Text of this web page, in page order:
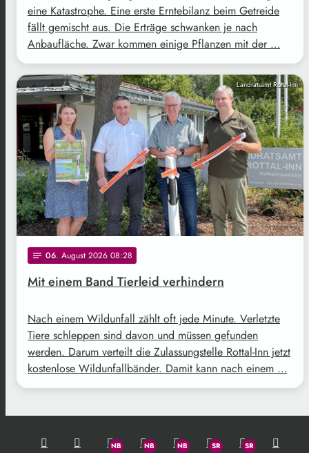
eine Katastrophe. Eine erste Erntebilanz beim Getreide
fällt gemischt aus. Die Erträge schwanken je nach
Anbaufläche. Zwar kommen einige Pflanzen mit der …
Landratsamt Rottal-Inn
notes 06. August 2026 08:28
Mit einem Band Tierleid verhindern
Nach einem Wildunfall zählt oft jede Minute. Verletzte
Tiere schleppen sind davon und müssen gefunden
werden. Darum verteilt die Zulassungstelle Rottal-Inn jetzt
kostenlose Wildunfallbänder. Damit kann nach einem …